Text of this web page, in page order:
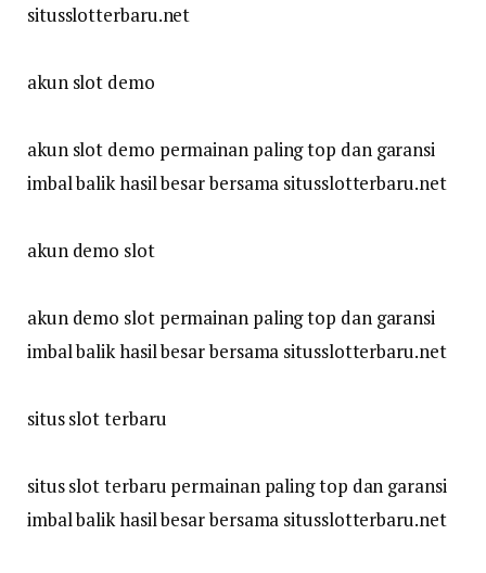
situsslotterbaru.net
akun slot demo
akun slot demo permainan paling top dan garansi
imbal balik hasil besar bersama situsslotterbaru.net
akun demo slot
akun demo slot permainan paling top dan garansi
imbal balik hasil besar bersama situsslotterbaru.net
situs slot terbaru
situs slot terbaru permainan paling top dan garansi
imbal balik hasil besar bersama situsslotterbaru.net